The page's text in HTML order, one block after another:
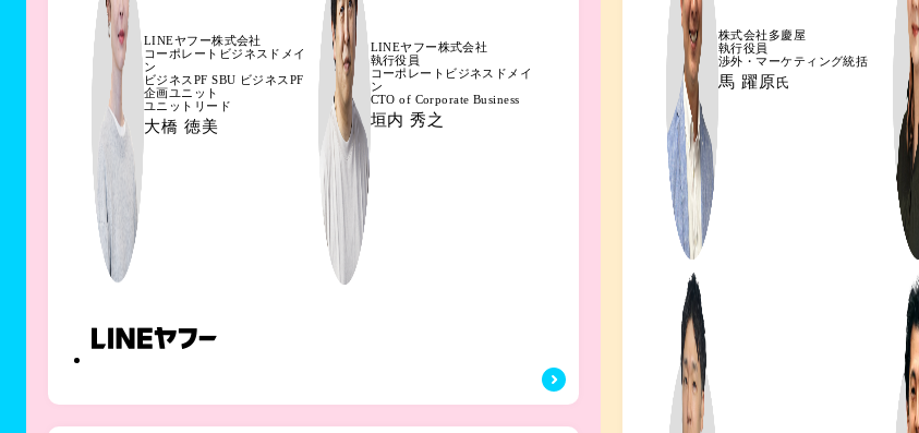
LINEヤフー株式会社
コーポレートビジネスドメイ
ン
ビジネスPF SBU ビジネスPF
企画ユニット
ユニットリード
大橋 徳美
LINEヤフー株式会社
執行役員
コーポレートビジネスドメイ
ン
CTO of Corporate Business
垣内 秀之
株式会社多慶屋
執行役員
渉外・マーケティング統括
馬 躍原 氏